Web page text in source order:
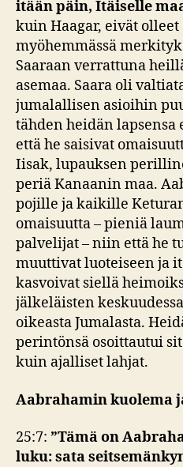
itään päin, Itäiselle
kuin Haagar, eivät
myöhemmässä
Saaraan verrattuna
asemaa. Saara oli
jumalallisen asioihin
tähden heidän lapsensa
että he saisivat
Iisak, lupauksen
periä Kanaanin maa.
pojille ja kaikille
omaisuutta – pieniä
palvelijat – niin että he
muuttivat luoteiseen ja
kasvoivat siellä
jälkeläisten
oikeasta Jumalasta.
perintönsä osoittautui
kuin ajalliset lahjat.
Aabrahamin kuolema
25:7: ”Tämä on
luku: sata